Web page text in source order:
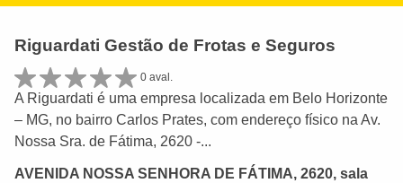
Riguardati Gestão de Frotas e Seguros
0 aval.
A Riguardati é uma empresa localizada em Belo Horizonte
– MG, no bairro Carlos Prates, com endereço físico na Av.
Nossa Sra. de Fátima, 2620 -...
AVENIDA NOSSA SENHORA DE FÁTIMA, 2620, sala